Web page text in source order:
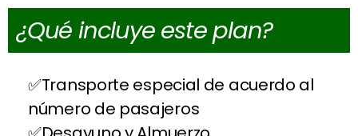
¿Qué incluye este plan?
Transporte especial de acuerdo al
número de pasajeros